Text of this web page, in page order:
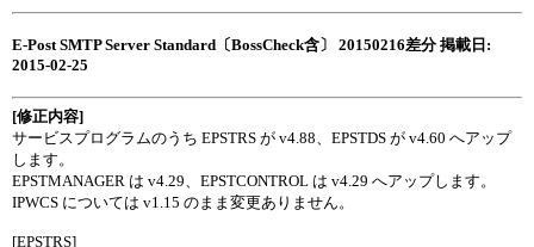
E-Post SMTP Server Standard〔BossCheck含〕 20150216差分 掲載日:
2015-02-25
[修正内容]
サービスプログラムのうち EPSTRS が v4.88、EPSTDS が v4.60 へアップ
します。
EPSTMANAGER は v4.29、EPSTCONTROL は v4.29 へアップします。
IPWCS については v1.15 のまま変更ありません。
[EPSTRS]